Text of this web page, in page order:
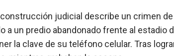
judicial describe un crimen
a un predio abandonado frente al estadio
la clave de su teléfono celular. Tras